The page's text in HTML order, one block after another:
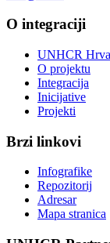
O integraciji
UNHCR
O projektu
Integracija
Inicijative
Projekti
Brzi linkovi
Infografike
Repozitorij
Adresar
Mapa stranica